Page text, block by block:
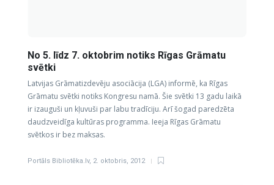
No 5. līdz 7. oktobrim notiks Rīgas Grāmatu
svētki
Latvijas Grāmatizdevēju asociācija (LGA) informē, ka Rīgas
Grāmatu svētki notiks Kongresu namā. Šie svētki 13 gadu laikā
ir izauguši un kļuvuši par labu tradīciju. Arī šogad paredzēta
daudzveidīga kultūras programma. Ieeja Rīgas Grāmatu
svētkos ir bez maksas.
Portāls Bibliotēka.lv, 2. oktobris, 2012